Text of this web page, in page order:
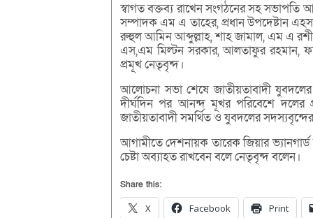
স্বাগত বক্তব্য রাখেন সংগঠনের সহ সভাপতি
সম্পাদক এম এ তাহের, প্রধান উপদেষ্টান
রুহুল আমিন আব্দুল্লাহ, শাহ জামাল, এম এ
এস,এম মিল্টন সরকার, আলতাফুর রহমান,
প্রমূখ নেতৃবৃন্দ।
আলোচনা সভা শেষে জাতীয়তাবাদী যুবদলের
দীর্ঘদিন পর আনন্দ মূখর পরিবেশে দলের
জাতীয়তাবাদী সমর্থিত ও যুবদলের
আগামীতে দেশনায়ক তারেক জিয়ার
চেষ্টা অব্যাহত রাখবেন বলে নেতৃবৃন্দ বলেন।
Share this:
X Facebook Print